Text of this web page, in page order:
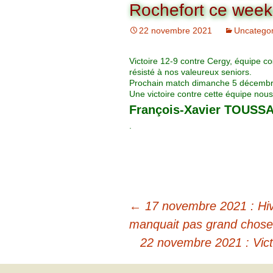
Organigramme
Commission Loisirs
Commission Sportive
Trophée
Couronne
Brut Dames
Avril
Mai
Rochefort ce
22 novembre 2021
Victoire 12-9 contre Cergy, équipe
résisté à nos valeureux seniors.
Prochain match dimanche 5
Une victoire contre cette équipe
François-Xavier
← 17 novembre 2021 :
manquait pas grand
22 novembre 2021 :